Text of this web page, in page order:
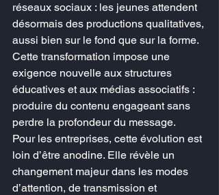
réseaux sociaux : les jeunes attendent
désormais des productions qualitatives,
aussi bien sur le fond que sur la forme.
Cette transformation impose une
exigence nouvelle aux structures
éducatives et aux médias associatifs :
produire du contenu engageant sans
perdre la profondeur du message.
Pour les entreprises, cette évolution est
loin d’être anodine. Elle révèle un
changement majeur dans les modes
d’attention, de transmission et